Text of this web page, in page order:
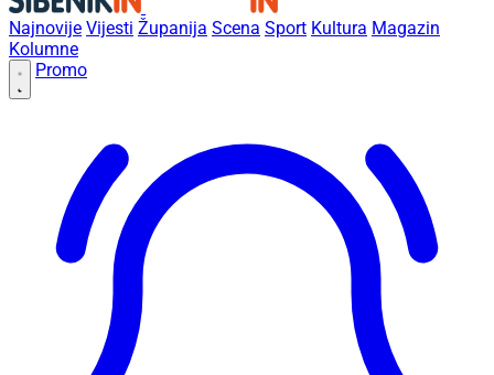
Najnovije Vijesti Županija Scena Sport Kultura Magazin
Kolumne
Promo